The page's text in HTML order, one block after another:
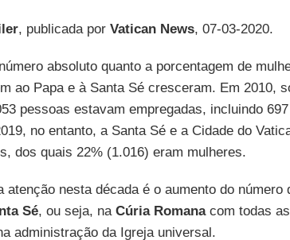
, publicada por Vatican News, 07-03-2020.
absoluto quanto a porcentagem de
ao Papa e à Santa Sé cresceram. Em 2010,
pessoas estavam empregadas, incluindo 697
no entanto, a Santa Sé e a Cidade do
dos quais 22% (1.016) eram mulheres.
nesta década é o aumento do número
Sé, ou seja, na Cúria Romanacom todas
administração da Igreja universal.